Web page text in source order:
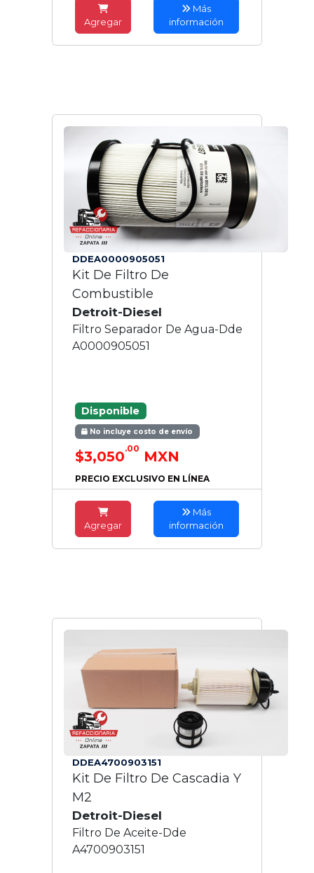
Agregar
Más
información
DDEA0000905051
Kit De Filtro De
Combustible
Detroit-Diesel
Filtro Separador De Agua-Dde
A0000905051
Disponible
No incluye costo de envío
$3,050.00 MXN
PRECIO EXCLUSIVO EN LÍNEA
Agregar
Más
información
DDEA4700903151
Kit De Filtro De Cascadia Y
M2
Detroit-Diesel
Filtro De Aceite-Dde
A4700903151